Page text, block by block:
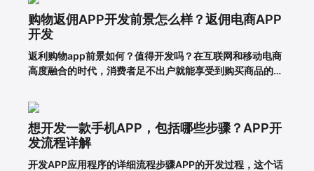
用就能达到目的。前提一定是保证APP应用的优秀用户体
验。这样，在
购物返佣APP开发前景怎么样？返佣电商APP
开发
返利购物app前景如何？值得开发吗？在互联网和移动电商
高度融合的时代，消费者足不出户就能享受到购买商品的便
用户，许多企业和商家开始致力于返利购物app的建设。返
利购物app有什么优势？一、在网络上购买商品有哪些利
弊?对于消费者的
想开发一款手机APP，包括哪些步骤？APP开
发流程详解
开发APP应用程序的详细流程步骤APP的开发过程，这个话
一键复制微信号